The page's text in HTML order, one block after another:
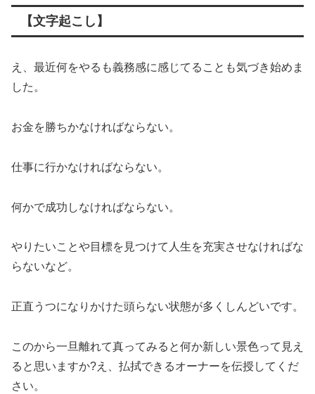
【文字起こし】
え、最近何をやるも義務感に感じてることも気づき始めま
した。
お金を勝ちかなければならない。
仕事に行かなければならない。
何かで成功しなければならない。
やりたいことや目標を見つけて人生を充実させなければな
らないなど。
正直うつになりかけた頭らない状態が多くしんどいです。
このから一旦離れて真ってみると何か新しい景色って見え
ると思いますか?え、払拭できるオーナーを伝授してくだ
さい。